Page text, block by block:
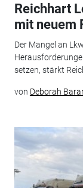
Reichhart
mit neuem
Der Mangel an
setzen, stärkt
von Deborah